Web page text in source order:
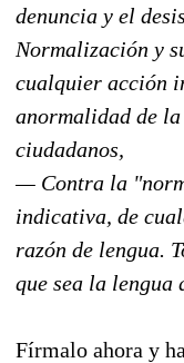
denuncia y el
Normalización y
cualquier acción
anormalidad de
ciudadanos,
— Contra la
indicativa, de
razón de lengua.
que sea la lengua
Fírmalo ahora y